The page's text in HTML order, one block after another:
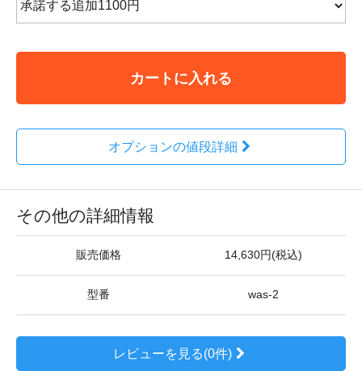
カートに入れる
オプションの値段詳細
その他の詳細情報
販売価格 14,630円(税込)
型番 was-2
レビューを見る(0件)